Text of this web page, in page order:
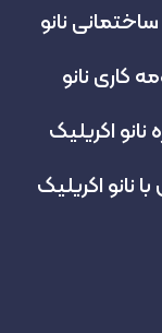
ساختمانی نانو
کاری نانو
نانو اکریلیک
نانو اکریلیک